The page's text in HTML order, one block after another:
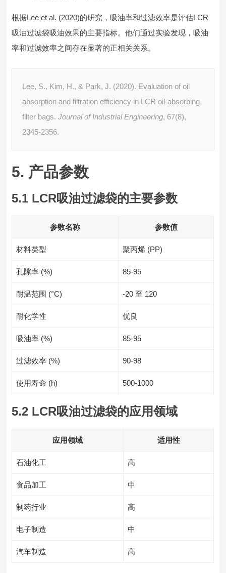
根据Lee et al. (2020)的研究，吸油率和过滤效率是评估LCR
吸油过滤袋吸油效果的主要指标。他们通过实验发现，吸油
率和过滤效率之间存在显著的正相关关系。
Lee, S., Kim, H., & Park, J. (2020). Evaluation of oil
absorption and filtration efficiency in LCR oil-absorbing
filter bags.Journal of Industrial Engineering, 67(8),
2345-2356.
5. 产品参数
5.1 LCR吸油过滤袋的主要参数
参数名称 参数值
材料类型 聚丙烯 (PP)
孔隙率 (%) 85-95
耐温范围 (°C) -20 至 120
耐化学性 优良
吸油率 (%) 85-95
过滤效率 (%) 90-98
使用寿命 (h) 500-1000
5.2 LCR吸油过滤袋的应用领域
应用领域 适用性
石油化工 高
食品加工 中
制药行业 高
电子制造 中
汽车制造 高